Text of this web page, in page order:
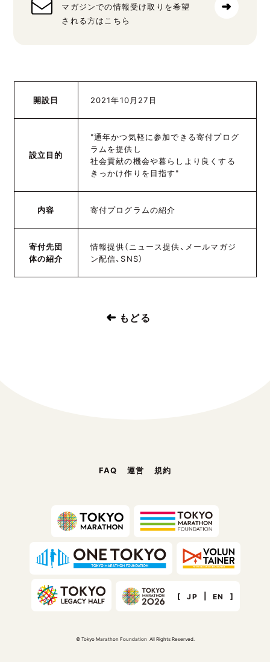
マガジンでの情報受け取りを希望
される方はこちら
開設日 2021年10月27日
設立目的
"通年かつ気軽に参加できる寄付プログ
ラムを提供し
社会貢献の機会や暮らしより良くする
きっかけ作りを目指す"
内容 寄付プログラムの紹介
寄付先団
体の紹介
情報提供（ニュース提供、メールマガジ
ン配信、SNS）
もどる
FAQ 運営 規約
[ JP EN ]
© Tokyo Marathon Foundation All Rights Reserved.